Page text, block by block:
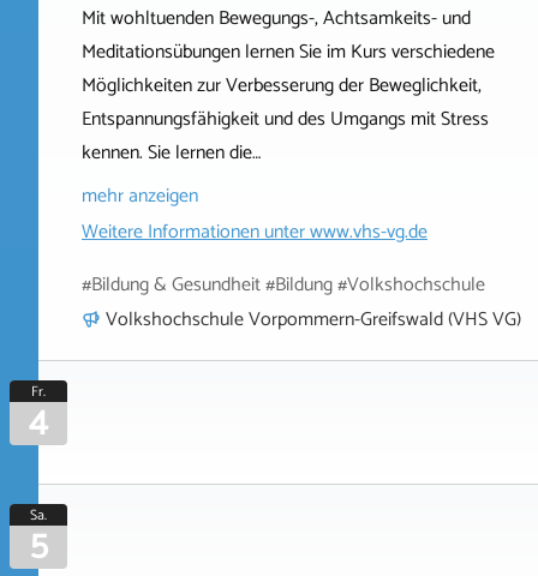
Mit wohltuenden Bewegungs-, Achtsamkeits- und
Meditationsübungen lernen Sie im Kurs verschiedene
Möglichkeiten zur Verbesserung der Beweglichkeit,
Entspannungsfähigkeit und des Umgangs mit Stress
kennen. Sie lernen die…
mehr anzeigen
Weitere Informationen unterwww.vhs-vg.de
#Bildung & Gesundheit #Bildung #Volkshochschule
Volkshochschule Vorpommern-Greifswald (VHS VG)
Fr.
4
Sa.
5